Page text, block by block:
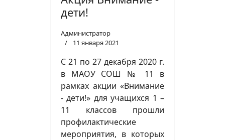
дети!
Администратор
11 января 2021
С 21 по 27 декабря 2020 г.
в МАОУ СОШ № 11 в
рамках акции «Внимание
- дети!» для учащихся 1 –
11 классов прошли
профилактические
мероприятия, в которых